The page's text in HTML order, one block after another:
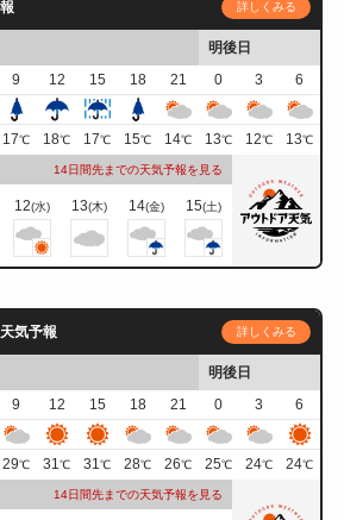
詳しくみる
明後日
9 12 15 18 21 0 3
6
17℃ 18℃ 17℃ 15℃ 14℃ 13℃ 12℃ 13℃
14日間先までの天気予報を見る
12(水) 13(木) 14(金) 15(土)
気予報 詳しくみる
明後日
9 12 15 18 21 0 3
6
29℃ 31℃ 31℃ 28℃ 26℃ 25℃ 24℃ 24℃
14日間先までの天気予報を見る